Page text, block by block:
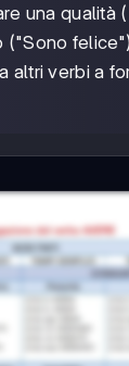
una qualità
("Sono
altri verbi a